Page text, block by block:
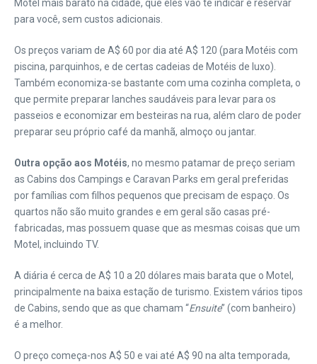
Motel mais barato na cidade, que eles vão te indicar e reservar
para você, sem custos adicionais.
Os preços variam de A$ 60 por dia até A$ 120 (para Motéis com
piscina, parquinhos, e de certas cadeias de Motéis de luxo).
Também economiza-se bastante com uma cozinha completa, o
que permite preparar lanches saudáveis para levar para os
passeios e economizar em besteiras na rua, além claro de poder
preparar seu próprio café da manhã, almoço ou jantar.
Outra opção aos Motéis, no mesmo patamar de preço seriam
as Cabins dos Campings e Caravan Parks em geral preferidas
por famílias com filhos pequenos que precisam de espaço. Os
quartos não são muito grandes e em geral são casas pré-
fabricadas, mas possuem quase que as mesmas coisas que um
Motel, incluindo TV.
A diária é cerca de A$ 10 a 20 dólares mais barata que o Motel,
principalmente na baixa estação de turismo. Existem vários tipos
de Cabins, sendo que as que chamam “Ensuite” (com banheiro)
é a melhor.
O preço começa-nos A$ 50 e vai até A$ 90 na alta temporada,